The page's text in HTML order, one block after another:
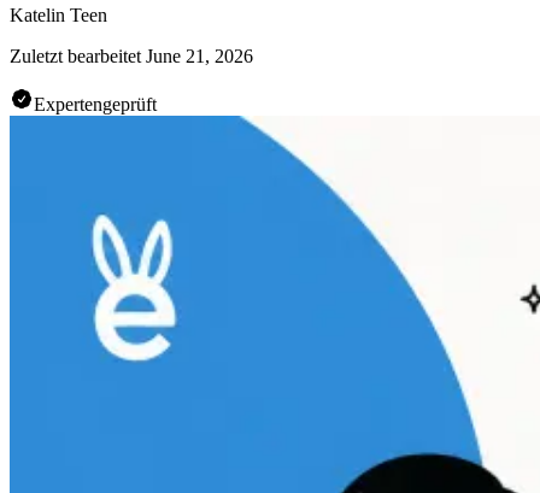
Katelin Teen
Zuletzt bearbeitet June 21, 2026
Expertengeprüft